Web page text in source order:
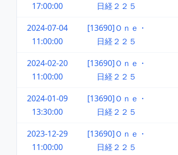
17:00:00
日経２２５
2024-07-04
11:00:00
[13690]Ｏｎｅ・
日経２２５
2024-02-20
11:00:00
[13690]Ｏｎｅ・
日経２２５
2024-01-09
13:30:00
[13690]Ｏｎｅ・
日経２２５
2023-12-29
11:00:00
[13690]Ｏｎｅ・
日経２２５